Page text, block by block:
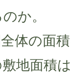
か。
体の面
地面積